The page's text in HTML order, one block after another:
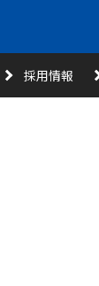
採用情報